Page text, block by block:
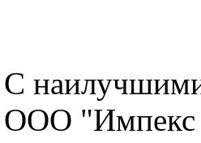
С
ООО "Импекс